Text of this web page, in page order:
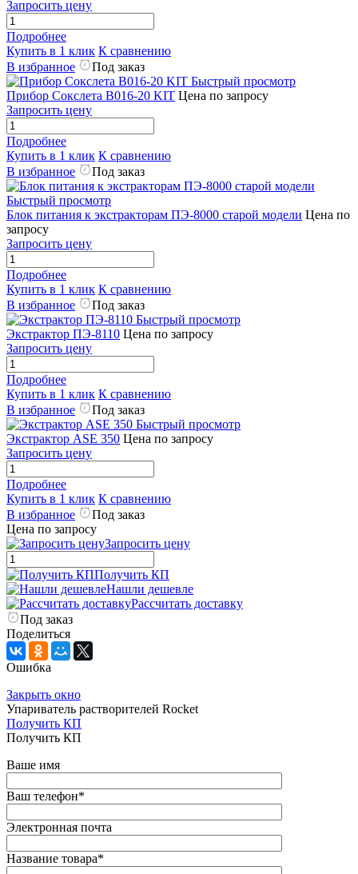
Запросить цену
Подробнее
Купить в 1 клик К сравнению
В избранное
Под заказ
Быстрый просмотр
Прибор Сокслета B016-20 KIT Цена по запросу
Запросить цену
Подробнее
Купить в 1 клик К сравнению
В избранное
Под заказ
Быстрый просмотр
Блок питания к экстракторам ПЭ-8000 старой модели Цена по
запросу
Запросить цену
Подробнее
Купить в 1 клик К сравнению
В избранное
Под заказ
Быстрый просмотр
Экстрактор ПЭ-8110 Цена по запросу
Запросить цену
Подробнее
Купить в 1 клик К сравнению
В избранное
Под заказ
Быстрый просмотр
Экстрактор ASE 350 Цена по запросу
Запросить цену
Подробнее
Купить в 1 клик К сравнению
В избранное
Под заказ
Цена по запросу
Запросить цену
Получить КП
Нашли дешевле
Рассчитать доставку
Под заказ
Поделиться
Ошибка
Закрыть окно
Упариватель растворителей Rocket
Получить КП
Получить КП
Ваше имя
Ваш телефон*
Электронная почта
Название товара*